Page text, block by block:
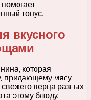
помогает
тонус.
вкусного
которая
придающему мясу
перца разных
этому блюду.